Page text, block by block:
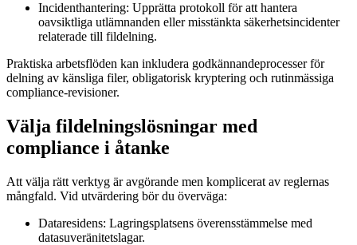
Incidenthantering: Upprätta protokoll för att hantera
oavsiktliga utlämnanden eller misstänkta säkerhetsincidenter
relaterade till fildelning.
Praktiska arbetsflöden kan inkludera godkännandeprocesser för
delning av känsliga filer, obligatorisk kryptering och rutinmässiga
compliance-revisioner.
Välja fildelningslösningar med
compliance i åtanke
Att välja rätt verktyg är avgörande men komplicerat av reglernas
mångfald. Vid utvärdering bör du överväga:
Dataresidens: Lagringsplatsens överensstämmelse med
datasuveränitetslagar.